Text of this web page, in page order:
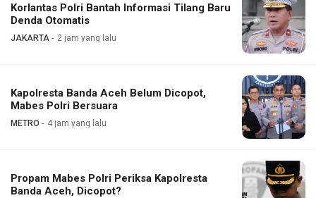
Korlantas Polri Bantah Informasi Tilang Baru
Denda Otomatis
JAKARTA 2 jam yang lalu
Kapolresta Banda Aceh Belum Dicopot,
Mabes Polri Bersuara
METRO 4 jam yang lalu
Propam Mabes Polri Periksa Kapolresta
Banda Aceh, Dicopot?